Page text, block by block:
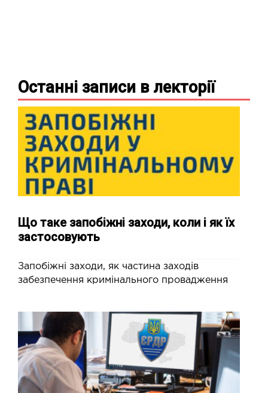
Останні записи в лекторії
Що таке запобіжні заходи, коли і як їх
застосовують
Запобіжні заходи, як частина заходів
забезпечення кримінального провадження